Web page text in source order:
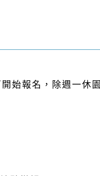
開始報名，除週一休園